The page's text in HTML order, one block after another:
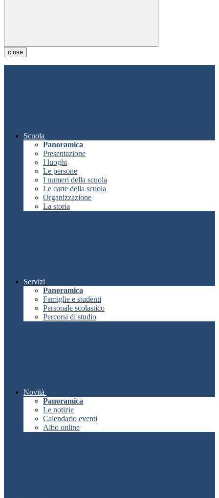
close
Scuola
Panoramica
Presentazione
I luoghi
Le persone
I numeri della scuola
Le carte della scuola
Organizzazione
La storia
Servizi
Panoramica
Famiglie e studenti
Personale scolastico
Percorsi di studio
Novità
Panoramica
Le notizie
Calendario eventi
Albo online